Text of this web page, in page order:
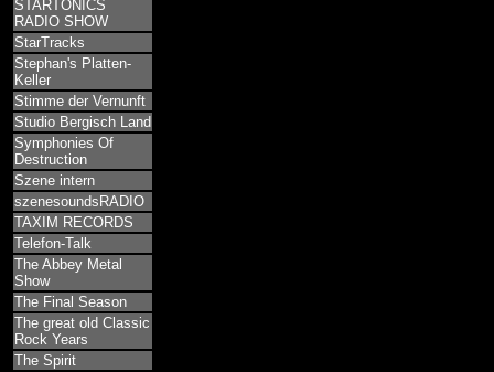
STARTONICS
RADIO SHOW
StarTracks
Stephan's Platten-
Keller
Stimme der Vernunft
Studio Bergisch Land
Symphonies Of
Destruction
Szene intern
szenesoundsRADIO
TAXIM RECORDS
Telefon-Talk
The Abbey Metal
Show
The Final Season
The great old Classic
Rock Years
The Spirit